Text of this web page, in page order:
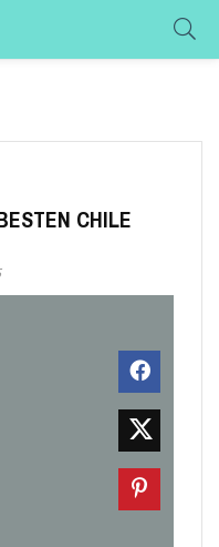
CHILE